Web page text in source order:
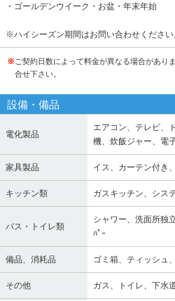
・ゴールデンウイーク・お盆・年末年始
※ハイシーズン期間はお問い合わせください
※ ご契約日数によって料金が異なる場合があり
合せ下さい。
設備・備品
電化製品
エアコン、テレビ、
機、炊飯ジャー、電
家具製品 イス、カーテン付き
キッチン類 ガスキッチン、シス
バス・トイレ類
シャワー、洗面所独
ﾊﾟｰ
備品、消耗品 ゴミ箱、ティッシュ
その他 ガス、トイレ、下水